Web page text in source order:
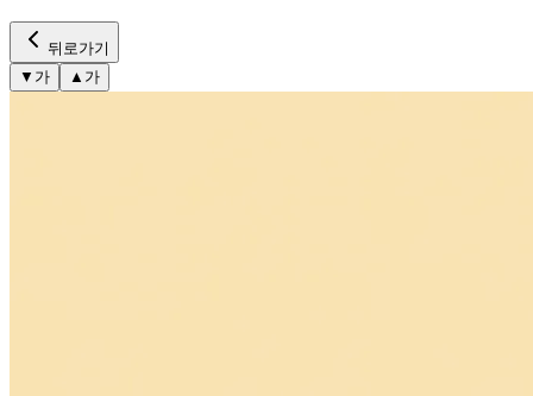
뒤로가기
▼ 가 ▲ 가